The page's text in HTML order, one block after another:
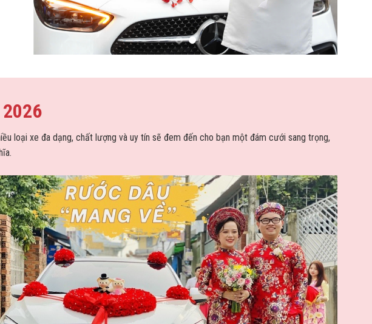
2026
loại xe đa dạng, chất lượng và uy tín sẽ đem đến cho bạn một đám cưới sang trọng,